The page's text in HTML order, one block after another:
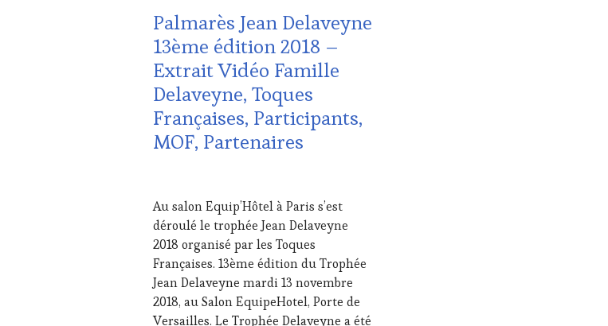
ET
DE
LA
HAUTE
GASTRONOMIE
FRANÇAISE,
INVITATIONS
&
DÉGUSTATIONS,
PRESSE
ÉCRITE,
RADIO,
TV,
WEB,
OENOTOURISME,
PARTENAIRES
VIN
Palmarès Jean Delaveyne
13ème édition 2018 –
Extrait Vidéo Famille
Delaveyne, Toques
Françaises, Participants,
MOF, Partenaires
2018
Au salon Equip’Hôtel à Paris s’est
déroulé le trophée Jean Delaveyne
2018 organisé par les Toques
Françaises. 13ème édition du Trophée
Jean Delaveyne mardi 13 novembre
2018, au Salon EquipeHotel, Porte de
Versailles. Le Trophée Delaveyne a été